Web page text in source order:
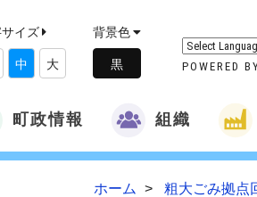
イズ
中 大
背景色
POWERED
町政情報 組織
ホーム 粗大ごみ拠点